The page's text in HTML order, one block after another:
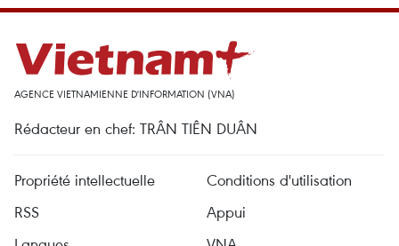
AGENCE VIETNAMIENNE D'INFORMATION (VNA)
Rédacteur en chef: TRÂN TIÊN DUÂN
Propriété intellectuelle
Conditions d'utilisation
RSS
Appui